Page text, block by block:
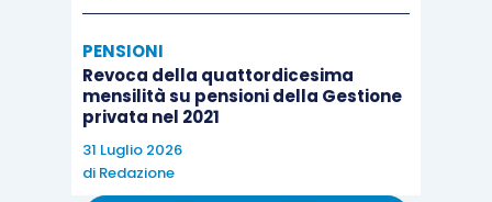
PENSIONI
Revoca della quattordicesima
mensilità su pensioni della Gestione
privata nel 2021
31 Luglio 2026
di Redazione